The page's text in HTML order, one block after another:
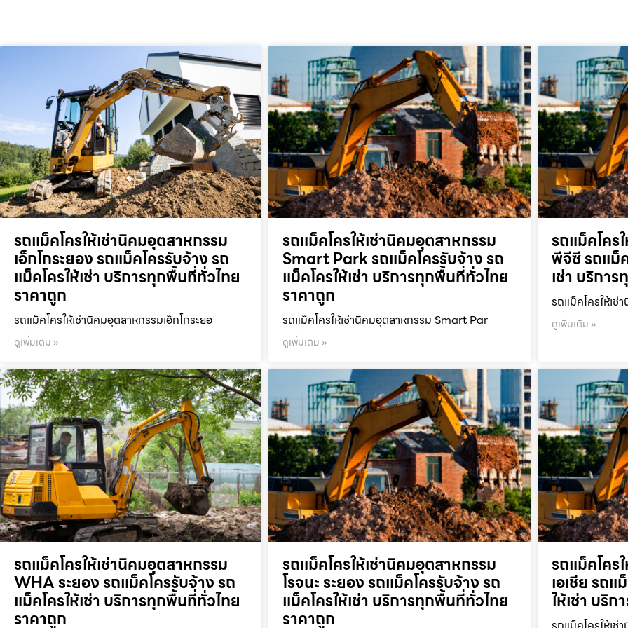
รถแม็คโครให้เช่านิคมอุตสาหกรรม
เอ็กโกระยอง รถแม็คโครรับจ้าง รถ
แม็คโครให้เช่า บริการทุกพื้นที่ทั่วไทย
ราคาถูก
รถแม็คโครให้เช่านิคมอุตสาหกรรมเอ็กโกระยอ
ดูเพิ่มเติม »
รถแม็คโครให้เช่านิคมอุตสาหกรรม
Smart Park รถแม็คโครรับจ้าง รถ
แม็คโครให้เช่า บริการทุกพื้นที่ทั่วไทย
ราคาถูก
รถแม็คโครให้เช่านิคมอุตสาหกรรม Smart Par
ดูเพิ่มเติม »
รถแม็คโคร
พีจีซี รถแม็
เช่า บริกา
รถแม็คโครให้เ
ดูเพิ่มเติม »
รถแม็คโครให้เช่านิคมอุตสาหกรรม
WHA ระยอง รถแม็คโครรับจ้าง รถ
แม็คโครให้เช่า บริการทุกพื้นที่ทั่วไทย
ราคาถูก
รถแม็คโครให้เช่านิคมอุตสาหกรรม
โรจนะ ระยอง รถแม็คโครรับจ้าง รถ
แม็คโครให้เช่า บริการทุกพื้นที่ทั่วไทย
ราคาถูก
รถแม็คโคร
เอเชีย รถ
ให้เช่า บริ